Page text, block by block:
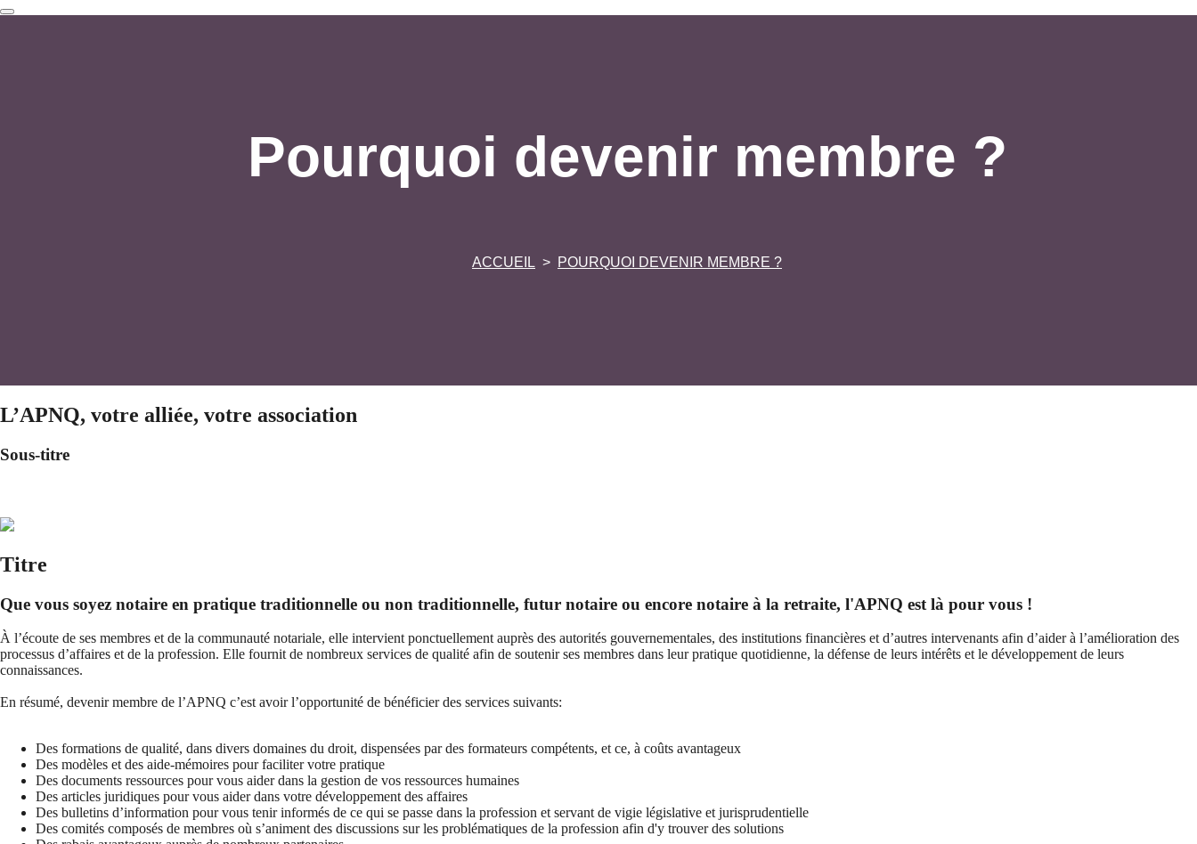
Pourquoi devenir membre ?
ACCUEIL POURQUOI DEVENIR MEMBRE ?
L’APNQ, votre alliée, votre association
Sous-titre
Titre
Que vous soyez notaire en pratique traditionnelle ou non traditionnelle, futur notaire ou encore notaire à la retraite, l'APNQ est là pour vous !
À l’écoute de ses membres et de la communauté notariale, elle intervient ponctuellement auprès des autorités gouvernementales, des institutions financières et d’autres intervenants afin d’aider à l’amélioration des
processus d’affaires et de la profession. Elle fournit de nombreux services de qualité afin de soutenir ses membres dans leur pratique quotidienne, la défense de leurs intérêts et le développement de leurs
connaissances.
En résumé, devenir membre de l’APNQ c’est avoir l’opportunité de bénéficier des services suivants:
Des formations de qualité, dans divers domaines du droit, dispensées par des formateurs compétents, et ce, à coûts avantageux
Des modèles et des aide-mémoires pour faciliter votre pratique
Des documents ressources pour vous aider dans la gestion de vos ressources humaines
Des articles juridiques pour vous aider dans votre développement des affaires
Des bulletins d’information pour vous tenir informés de ce qui se passe dans la profession et servant de vigie législative et jurisprudentielle
Des comités composés de membres où s’animent des discussions sur les problématiques de la profession afin d'y trouver des solutions